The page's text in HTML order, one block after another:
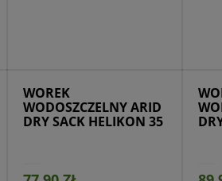
WOREK
WODOSZCZELNY ARID
DRY SACK HELIKON 35